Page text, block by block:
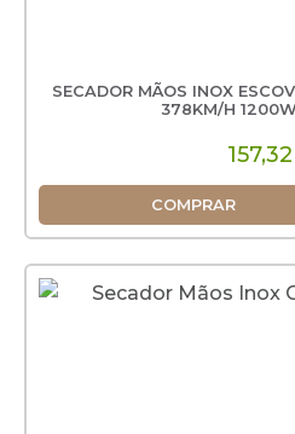
SECADOR MÃOS INOX
378KM/H
COMPRAR